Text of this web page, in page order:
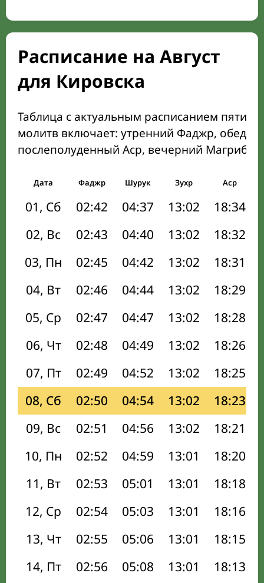
Расписание на Август
для Кировска
Таблица с актуальным расписанием пяти
молитв включает: утренний Фаджр,
послеполуденный Аср, вечерний Магриб
Дата Фаджр Шурук Зухр Аср
01, Сб 02:42 04:37 13:02 18:34
02, Вс
02:43 04:40 13:02 18:32
03, Пн
02:45 04:42 13:02 18:31
04, Вт
02:46 04:44 13:02 18:29
05, Ср
02:47 04:47 13:02 18:28
06, Чт
02:48 04:49 13:02 18:26
07, Пт
02:49 04:52 13:02 18:25
08, Сб
02:50 04:54 13:02 18:23
09, Вс
02:51 04:56 13:02 18:21
10, Пн
02:52 04:59 13:01 18:20
11, Вт
02:53 05:01 13:01 18:18
12, Ср
02:54 05:03 13:01 18:16
13, Чт
02:55 05:06 13:01 18:15
14, Пт
02:56 05:08 13:01 18:13